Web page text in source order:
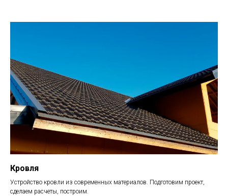
Кровля
Устройство кровли из современных материалов. Подготовим проект,
сделаем расчеты, построим.